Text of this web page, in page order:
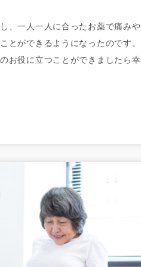
、一人一人に合ったお薬で痛みや
とができるようになったのです。
お役に立つことができましたら幸